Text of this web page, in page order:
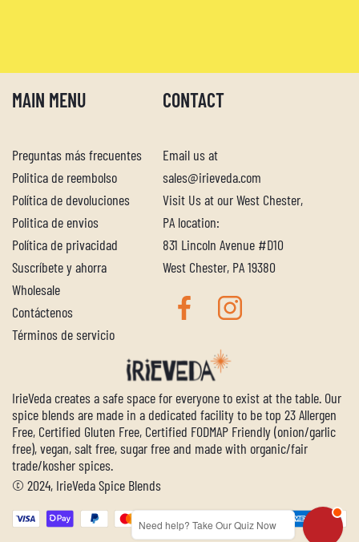
IrieVeda creates a safe space for everyone to exist at the table. Our
spice blends are made in a dedicated facility to be top 23 Allergen
Free, Certified Gluten Free, Certified FODMAP Friendly (onion/garlic
free), vegan, salt free, sugar free and made with organic/fair
trade/kosher spices.
© 2024, IrieVeda Spice Blends
MAIN MENU
Preguntas más frecuentes
Politica de reembolso
Política de devoluciones
Politica de envios
Política de privacidad
Suscríbete y ahorra
Wholesale
Contáctenos
Términos de servicio
CONTACT
Email us at
sales@irieveda.com
Visit Us at our West Chester,
PA location:
831 Lincoln Avenue #D10
West Chester, PA 19380
Need help? Take Our Quiz Now